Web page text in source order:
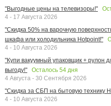
"Выгодные цены на телевизоры!"
4 - 17 Августа 2026
"Скидка 50% на варочную
шкафа или холодильника Hotpoint!"
4 - 10 Августа 2026
"Купи вакуумный упаковщик + рулон
выгоду!"
Осталось 54 дня
4 Августа - 30 Сентября 2026
"Скидка за СБП на бытовую технику
4 - 10 Августа 2026